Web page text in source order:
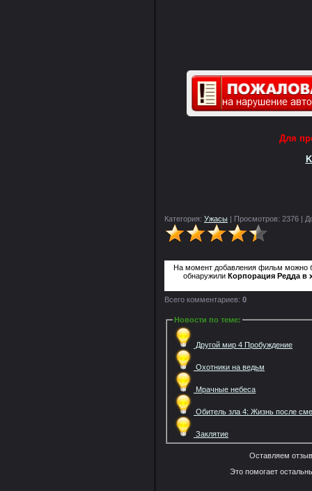
Для
Категория: Ужасы | Просмотров: 2376 |
На момент добавления фильм можно
обнаружили Корпорация Редда в
Всего комментариев: 0
Новости по теме:
Другой мир 4 Пробуждение
Охотники на ведьм
Мрачные небеса
Обитель зла 4: Жизнь после
Заклятие
Оставляем
Это помогает